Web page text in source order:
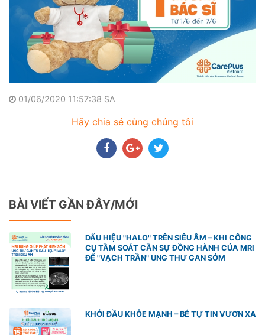
01/06/2020 11:57:38 SA
Hãy chia sẻ cùng chúng tôi
BÀI VIẾT GẦN ĐÂY/MỚI
DẤU HIỆU "HALO" TRÊN SIÊU ÂM – KHI CÔNG
CỤ TẦM SOÁT CẦN SỰ ĐỒNG HÀNH CỦA MRI
ĐỂ "VẠCH TRẦN" UNG THƯ GAN SỚM
KHỞI ĐẦU KHỎE MẠNH – BÉ TỰ TIN VƯƠN XA